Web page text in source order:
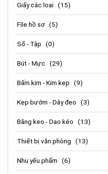
Giấy các loại (15)
File hồ sơ (5)
Sổ - Tập (0)
Bút - Mực (29)
Bấm kim - Kim kẹp (9)
Kẹp bướm - Dây đeo (3)
Băng keo - Dao kéo (13)
Thiết bị văn phòng (13)
Nhu yếu phẩm (6)